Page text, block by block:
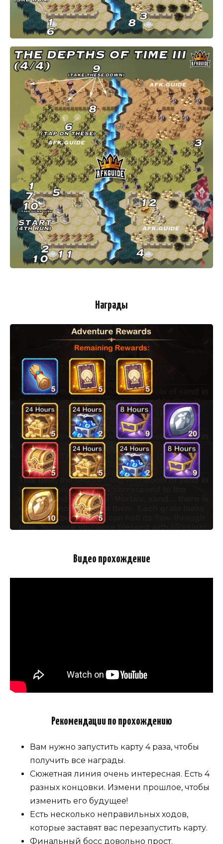
Награды
Видео прохождение
Рекомендации по прохождению
Вам нужно запустить карту 4 раза, чтобы
получить все награды.
Сюжетная линия очень интересная. Есть 4
разных концовки. Измени прошлое, чтобы
изменить его будущее!
Есть несколько неправильных ходов,
которые заставят вас перезапустить карту.
Финальный босс довольно прост.